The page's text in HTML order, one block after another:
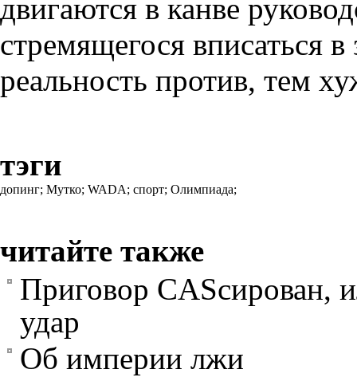
двигаются в канве
стремящегося вписаться
реальность против, тем
тэги
допинг; Мутко; WADA; спорт; Олимпиада;
читайте также
Приговор CASсирован,
удар
Об империи лжи